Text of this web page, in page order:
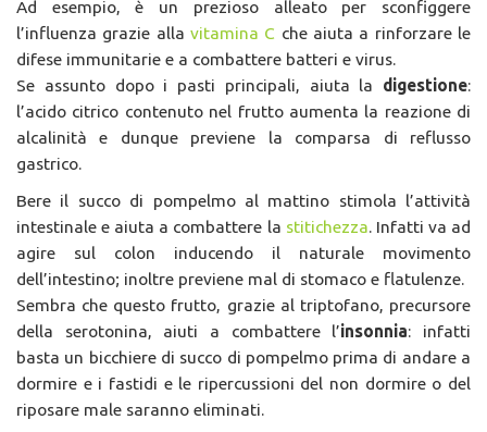
Ad esempio, è un prezioso alleato per sconfiggere
l’influenza grazie alla vitamina C che aiuta a rinforzare le
difese immunitarie e a combattere batteri e virus.
Se assunto dopo i pasti principali, aiuta la digestione:
l’acido citrico contenuto nel frutto aumenta la reazione di
alcalinità e dunque previene la comparsa di reflusso
gastrico.
Bere il succo di pompelmo al mattino stimola l’attività
intestinale e aiuta a combattere la stitichezza. Infatti va ad
agire sul colon inducendo il naturale movimento
dell’intestino; inoltre previene mal di stomaco e flatulenze.
Sembra che questo frutto, grazie al triptofano, precursore
della serotonina, aiuti a combattere l’insonnia: infatti
basta un bicchiere di succo di pompelmo prima di andare a
dormire e i fastidi e le ripercussioni del non dormire o del
riposare male saranno eliminati.